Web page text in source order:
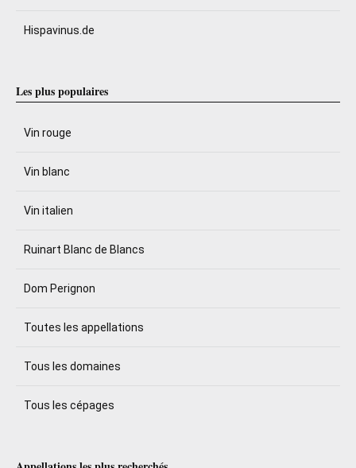
Hispavinus.de
Les plus populaires
Vin rouge
Vin blanc
Vin italien
Ruinart Blanc de Blancs
Dom Perignon
Toutes les appellations
Tous les domaines
Tous les cépages